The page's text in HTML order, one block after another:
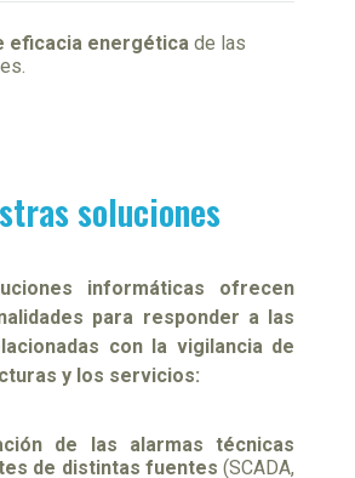
eficacia energética de las
soluciones
informáticas ofrecen
para responder a las
con la vigilancia de
y los servicios:
de las alarmas técnicas
de distintas fuentes (SCADA,